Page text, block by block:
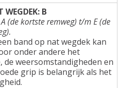
WEGDEK: B
(de kortste remweg) t/m E (de
band op nat wegdek kan
onder andere het
de weersomstandigheden en
grip is belangrijk als het